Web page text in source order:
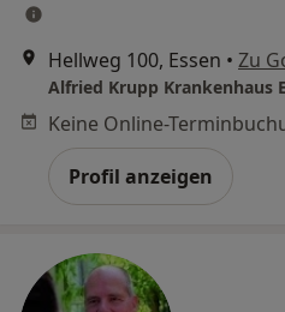
Hellweg 100, Essen • Zu
Profil anzeigen